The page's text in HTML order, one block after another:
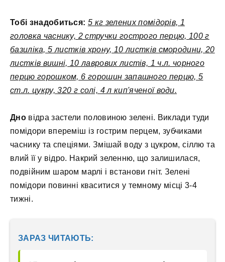
Тобі знадобиться: 5 кг зелених помідорів, 1
головка часнику, 2 стручки гострого перцю, 100 г
базиліка, 5 листків хрону, 10 листків смородини, 20
листків вишні, 10 лаврових листів, 1 ч.л. чорного
перцю горошком, 6 горошин запашного перцю, 5
ст.л. цукру, 320 г солі, 4 л кип'яченої води.
Дновідра застели половиною зелені. Виклади туди
помідори впереміш із гострим перцем, зубчиками
часнику та спеціями. Змішай воду з цукром, сіллю та
влий її у відро. Накрий зеленню, що залишилася,
подвійним шаром марлі і встанови гніт. Зелені
помідори повинні кваситися у темному місці 3-4
тижні.
ЗАРАЗ ЧИТАЮТЬ: